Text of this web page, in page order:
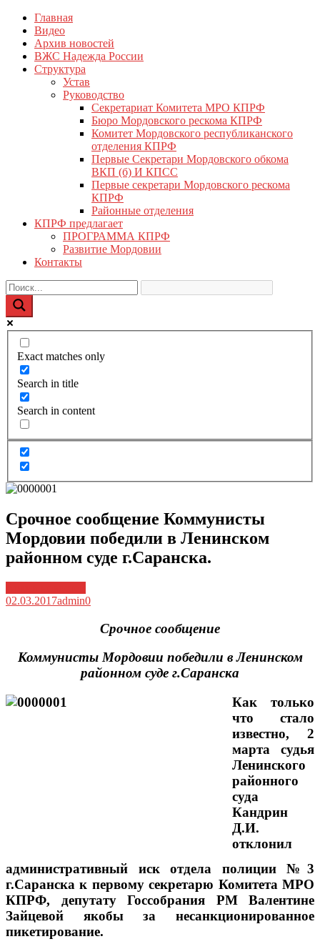
Перейти
содержимому
КПРФ Мордовия
Мордовское Региональное отделение КПРФ
Главная
Видео
Архив новостей
ВЖС Надежда России
Структура
Устав
Руководство
Секретариат Комитета МРО КПРФ
Бюро Мордовского рескома КПРФ
Комитет Мордовского республиканского
отделения КПРФ
Первые Секретари Мордовского обкома
ВКП (б) И КПСС
Первые секретари Мордовского рескома
КПРФ
Районные отделения
КПРФ предлагает
ПРОГРАММА КПРФ
Развитие Мордовии
Контакты
Exact matches only
Search in title
Search in content
Срочное сообщение Коммунисты
Мордовии победили в Ленинском
районном суде г.Саранска.
02.03.2017admin0
Срочное сообщение
Коммунисты Мордовии победили в Ленинском
районном суде г.Саранска
Как только
что стало
известно, 2
марта судья
Ленинского
районного
суда
Кандрин
Д.И.
отклонил
административный иск отдела полиции №3
г.Саранска к первому секретарю Комитета МРО
КПРФ, депутату Госсобрания РМ Валентине
Зайцевой якобы за несанкционированное
пикетирование.